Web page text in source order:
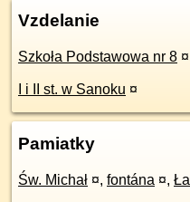
Vzdelanie
Szkoła Podstawowa nr 8 ¤
I i II st. w Sanoku ¤
Pamiatky
Św. Michał ¤, fontána ¤,